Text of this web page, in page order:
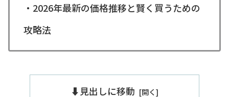
・2026年最新の価格推移と賢く買うための
攻略法
⬇️見出しに移動